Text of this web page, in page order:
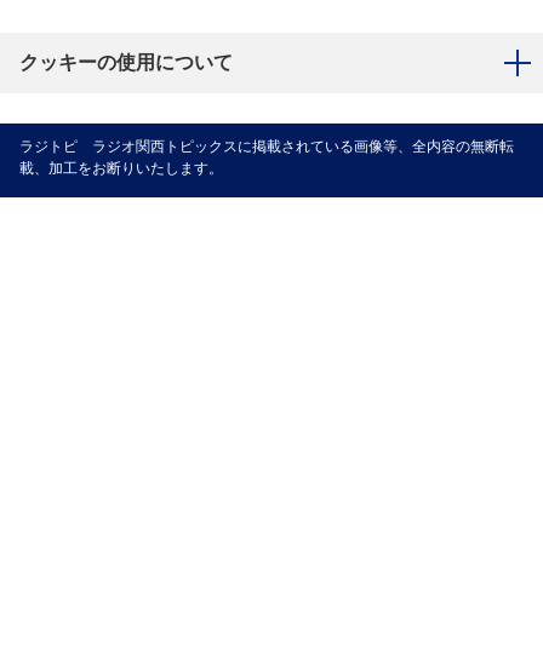
クッキーの使用について
ラジトピ ラジオ関西トピックスに掲載されている画像等、全内容の無断転
載、加工をお断りいたします。